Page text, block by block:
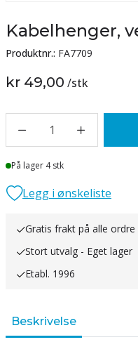
Kabelhenger,
Produktnr.: FA7709
kr 49,00 /stk
1
Lager
På lager 4 stk
Legg i ønskeliste
Gratis frakt på alle
Stort utvalg - Eget lager
Etabl. 1996
Beskrivelse